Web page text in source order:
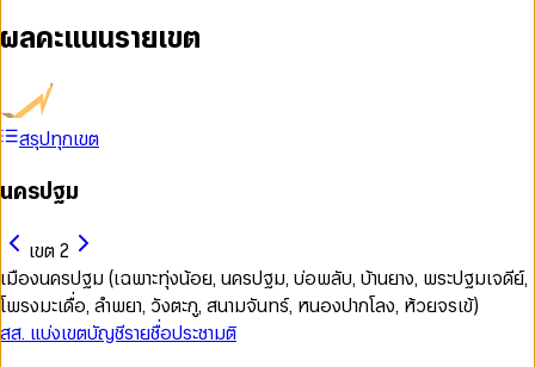
ผลคะแนนรายเขต
สรุปทุกเขต
นครปฐม
เขต 2
เมืองนครปฐม (เฉพาะทุ่งน้อย, นครปฐม, บ่อพลับ, บ้านยาง, พระปฐมเจดีย์,
โพรงมะเดื่อ, ลำพยา, วังตะกู, สนามจันทร์, หนองปากโลง, ห้วยจรเข้)
สส. แบ่งเขตบัญชีรายชื่อประชามติ